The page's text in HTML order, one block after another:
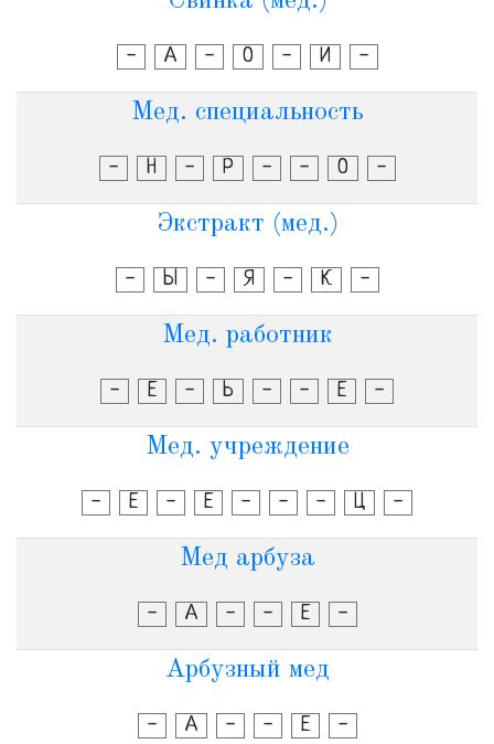
- А - О - И -
Мед. специальность
- Н - Р - - О -
Экстракт (мед.)
- Ы - Я - К -
Мед. работник
- Е - Ь - - Е -
Мед. учреждение
- Е - Е - - - Ц -
Мед арбуза
- А - - Е -
Арбузный мед
- А - - Е -